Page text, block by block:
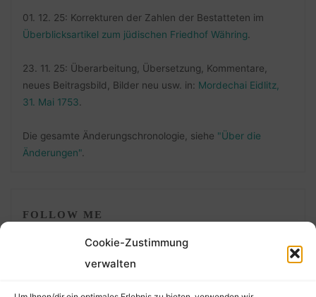
Cookie-Zustimmung
verwalten
01. 12. 25: Korrekturen der Zahlen der Bestatteten im
Überblicksartikel zum jüdischen Friedhof Währing
23. 11. 25: Überarbeitung, Übersetzung, Kommentare,
neues Beitragsbild, Bilder neu usw. in: Mordechai Eidlitz,
31. Mai 1753
Die gesamte Änderungschronologie, siehe "Über die
Änderungen".
FOLLOW ME